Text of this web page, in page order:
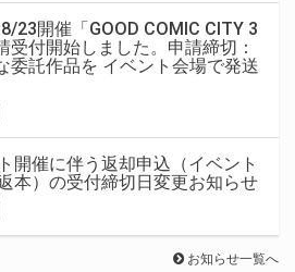
23開催「GOOD COMIC CITY 3
受付開始しました。申請締切：
委託作品を イベント会場で発送
開催に伴う返却申込（イベント
本）の受付締切日変更お知らせ
お知らせ一覧へ